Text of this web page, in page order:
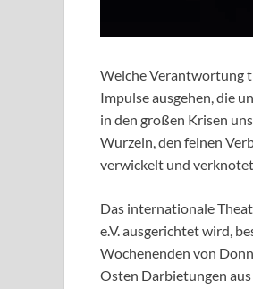
Welche Verantwortung
Impulse ausgehen, die
in den großen Krisen
Wurzeln, den feinen
verwickelt und
Das internationale
e.V. ausgerichtet wird,
Wochenenden von
Osten Darbietungen